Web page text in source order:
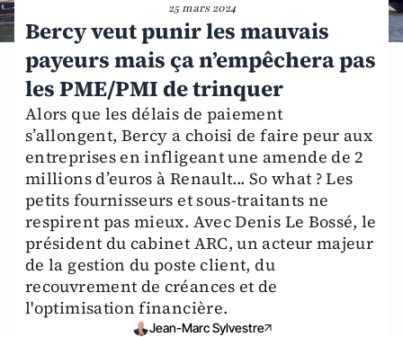
25 mars 2024
Bercy veut punir les mauvais
payeurs mais ça n’empêchera pas
les PME/PMI de trinquer
Alors que les délais de paiement
s’allongent, Bercy a choisi de faire peur aux
entreprises en infligeant une amende de 2
millions d’euros à Renault... So what ? Les
petits fournisseurs et sous-traitants ne
respirent pas mieux. Avec Denis Le Bossé, le
président du cabinet ARC, un acteur majeur
de la gestion du poste client, du
recouvrement de créances et de
l'optimisation financière.
Jean-Marc Sylvestre